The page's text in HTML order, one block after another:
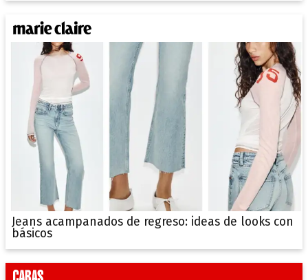
Jeans acampanados de regreso: ideas de looks con
básicos